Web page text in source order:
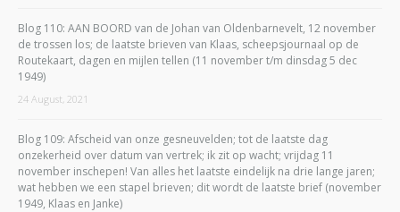
Blog 110: AAN BOORD van de Johan van Oldenbarnevelt, 12 november
de trossen los; de laatste brieven van Klaas, scheepsjournaal op de
Routekaart, dagen en mijlen tellen (11 november t/m dinsdag 5 dec
1949)
24 August, 2021
Blog 109: Afscheid van onze gesneuvelden; tot de laatste dag
onzekerheid over datum van vertrek; ik zit op wacht; vrijdag 11
november inschepen! Van alles het laatste eindelijk na drie lange jaren;
wat hebben we een stapel brieven; dit wordt de laatste brief (november
1949, Klaas en Janke)